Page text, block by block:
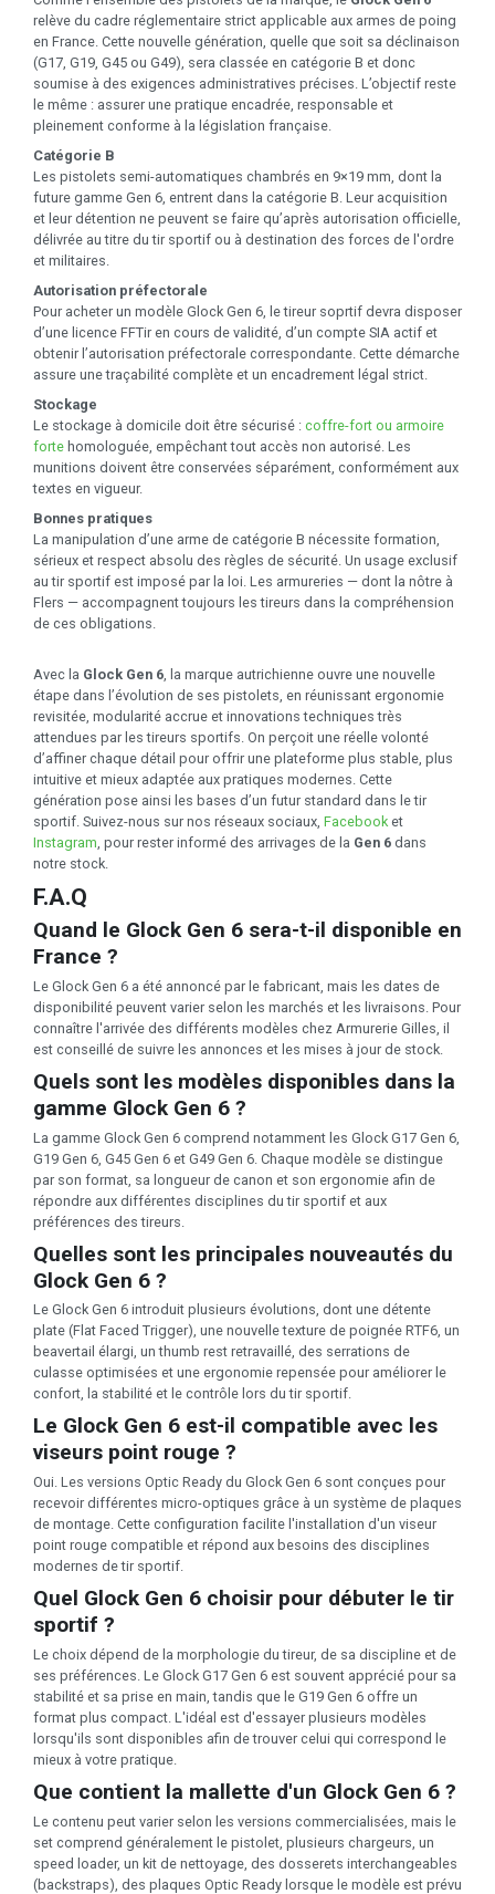
relève du cadre réglementaire strict applicable aux armes de poing
en France. Cette nouvelle génération, quelle que soit sa déclinaison
(G17, G19, G45 ou G49), sera classée en catégorie B et donc
soumise à des exigences administratives précises. L’objectif reste
le même : assurer une pratique encadrée, responsable et
pleinement conforme à la législation française.
Catégorie B
Les pistolets semi-automatiques chambrés en 9×19 mm, dont la
future gamme Gen 6, entrent dans la catégorie B. Leur acquisition
et leur détention ne peuvent se faire qu’après autorisation officielle,
délivrée au titre du tir sportif ou à destination des forces de l'ordre
et militaires.
Autorisation préfectorale
Pour acheter un modèle Glock Gen 6, le tireur soprtif devra disposer
d’une licence FFTir en cours de validité, d’un compte SIA actif et
obtenir l’autorisation préfectorale correspondante. Cette démarche
assure une traçabilité complète et un encadrement légal strict.
Stockage
Le stockage à domicile doit être sécurisé : coffre-fort ou armoire
forte homologuée, empêchant tout accès non autorisé. Les
munitions doivent être conservées séparément, conformément aux
textes en vigueur.
Bonnes pratiques
La manipulation d’une arme de catégorie B nécessite formation,
sérieux et respect absolu des règles de sécurité. Un usage exclusif
au tir sportif est imposé par la loi. Les armureries — dont la nôtre à
Flers — accompagnent toujours les tireurs dans la compréhension
de ces obligations.
Avec la Glock Gen 6, la marque autrichienne ouvre une nouvelle
étape dans l’évolution de ses pistolets, en réunissant ergonomie
revisitée, modularité accrue et innovations techniques très
attendues par les tireurs sportifs. On perçoit une réelle volonté
d’affiner chaque détail pour offrir une plateforme plus stable, plus
intuitive et mieux adaptée aux pratiques modernes. Cette
génération pose ainsi les bases d’un futur standard dans le tir
sportif. Suivez-nous sur nos réseaux sociaux, Facebook et
Instagram, pour rester informé des arrivages de la Gen 6 dans
notre stock.
F.A.Q
Quand le Glock Gen 6 sera-t-il disponible en
France ?
Le Glock Gen 6 a été annoncé par le fabricant, mais les dates de
disponibilité peuvent varier selon les marchés et les livraisons. Pour
connaître l'arrivée des différents modèles chez Armurerie Gilles, il
est conseillé de suivre les annonces et les mises à jour de stock.
Quels sont les modèles disponibles dans la
gamme Glock Gen 6 ?
La gamme Glock Gen 6 comprend notamment les Glock G17 Gen 6,
G19 Gen 6, G45 Gen 6 et G49 Gen 6. Chaque modèle se distingue
par son format, sa longueur de canon et son ergonomie afin de
répondre aux différentes disciplines du tir sportif et aux
préférences des tireurs.
Quelles sont les principales nouveautés du
Glock Gen 6 ?
Le Glock Gen 6 introduit plusieurs évolutions, dont une détente
plate (Flat Faced Trigger), une nouvelle texture de poignée RTF6, un
beavertail élargi, un thumb rest retravaillé, des serrations de
culasse optimisées et une ergonomie repensée pour améliorer le
confort, la stabilité et le contrôle lors du tir sportif.
Le Glock Gen 6 est-il compatible avec les
viseurs point rouge ?
Oui. Les versions Optic Ready du Glock Gen 6 sont conçues pour
recevoir différentes micro-optiques grâce à un système de plaques
de montage. Cette configuration facilite l'installation d'un viseur
point rouge compatible et répond aux besoins des disciplines
modernes de tir sportif.
Quel Glock Gen 6 choisir pour débuter le tir
sportif ?
Le choix dépend de la morphologie du tireur, de sa discipline et de
ses préférences. Le Glock G17 Gen 6 est souvent apprécié pour sa
stabilité et sa prise en main, tandis que le G19 Gen 6 offre un
format plus compact. L'idéal est d'essayer plusieurs modèles
lorsqu'ils sont disponibles afin de trouver celui qui correspond le
mieux à votre pratique.
Que contient la mallette d'un Glock Gen 6 ?
Le contenu peut varier selon les versions commercialisées, mais le
set comprend généralement le pistolet, plusieurs chargeurs, un
speed loader, un kit de nettoyage, des dosserets interchangeables
(backstraps), des plaques Optic Ready lorsque le modèle est prévu